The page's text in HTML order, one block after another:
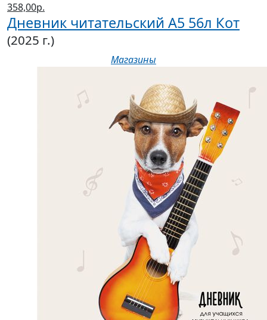
358,00р.
Дневник читательский А5 56л Кот
(2025 г.)
Магазины